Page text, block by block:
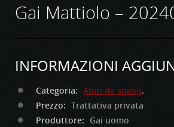
Gai Mattiolo –
INFORMAZIONI
Categoria: Abiti da sposo.
Prezzo: Trattativa privata
Produttore: Gai uomo